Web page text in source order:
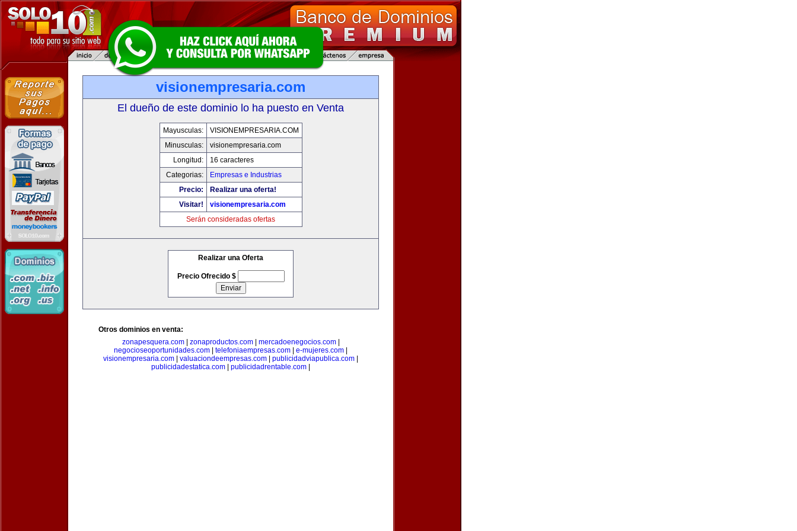
visionempresaria.com
El dueño de este dominio lo ha puesto en Venta
Mayusculas:
VISIONEMPRESARIA.COM
Minusculas:
visionempresaria.com
Longitud:
16 caracteres
Categorias:
Empresas e Industrias
Precio:
Realizar una oferta!
Visitar!
visionempresaria.com
Serán consideradas ofertas
Realizar una Oferta
Precio Ofrecido $
Otros dominios en venta:
zonapesquera.com| zonaproductos.com| mercadoenegocios.com|
negocioseoportunidades.com
telefoniaempresas.com e-mujeres.com
visionempresaria.com
valuaciondeempresas.com publicidadviapublica.com
publicidadestatica.com
publicidadrentable.com